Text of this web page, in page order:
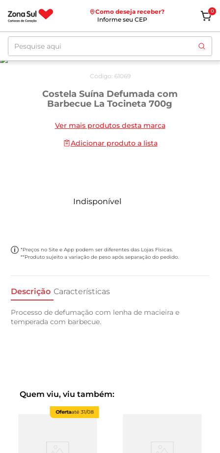
Como deseja receber?
Informe seu CEP
0
Pesquise aqui
Código: 61069
Costela Suína Defumada com
Barbecue La Tocineta 700g
Ver mais produtos desta marca
Adicionar produto a lista
Indisponível
*Preços no Site e App podem ser diferentes das Lojas Físicas.
**Produto sujeito a variação de peso após separação do pedido.
Descrição Características
Processo de defumação com lenha de macieira e
temperada com barbecue.
Quem viu, viu também:
Ofertaaté31/08